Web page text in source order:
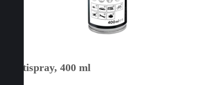
Multispray, 400 ml